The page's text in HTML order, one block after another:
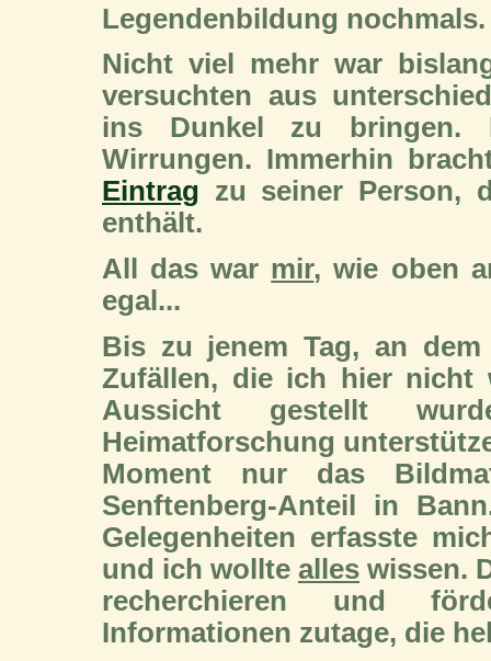
Legendenbildung nochmals.
Nicht viel mehr war
versuchten aus
ins Dunkel zu bringen.
Wirrungen. Immerhin
Eintrag zu seiner Person,
enthält.
All das war mir, wie oben
egal...
Bis zu jenem Tag, an
Zufällen, die ich hier nicht
Aussicht gestellt
Heimatforschung
Moment nur das
Senftenberg-Anteil in
Gelegenheiten erfasste
und ich wollte alles wissen.
recherchieren und
Informationen zutage, die